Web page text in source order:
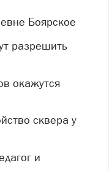
Боярское